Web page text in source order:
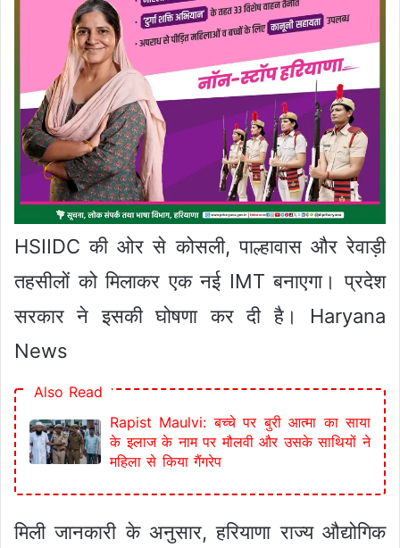
HSIIDC की ओर से कोसली, पाल्हावास और रेवाड़ी
तहसीलों को मिलाकर एक नई IMT बनाएगा। प्रदेश
सरकार ने इसकी घोषणा कर दी है। Haryana
News
Also Read
Rapist Maulvi: बच्चे पर बुरी आत्मा का साया
के इलाज के नाम पर मौलवी और उसके साथियों ने
महिला से किया गैंगरेप
मिली जानकारी के अनुसार, हरियाणा राज्य औद्योगिक